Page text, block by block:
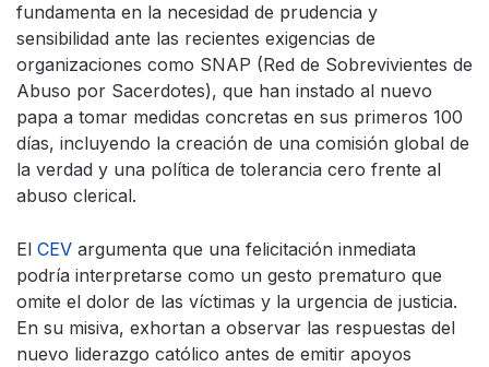
fundamenta en la necesidad de prudencia y
sensibilidad ante las recientes exigencias de
organizaciones como SNAP (Red de Sobrevivientes de
Abuso por Sacerdotes), que han instado al nuevo
papa a tomar medidas concretas en sus primeros 100
días, incluyendo la creación de una comisión global de
la verdad y una política de tolerancia cero frente al
abuso clerical.
El CEV argumenta que una felicitación inmediata
podría interpretarse como un gesto prematuro que
omite el dolor de las víctimas y la urgencia de justicia.
En su misiva, exhortan a observar las respuestas del
nuevo liderazgo católico antes de emitir apoyos